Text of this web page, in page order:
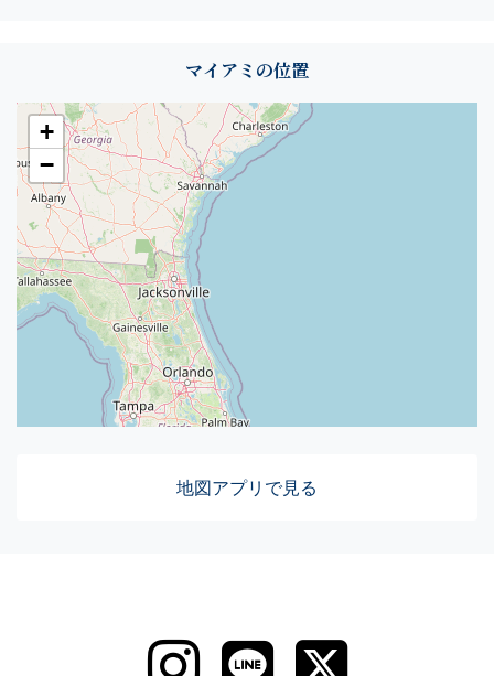
マイアミの位置
+
−
地図アプリで見る